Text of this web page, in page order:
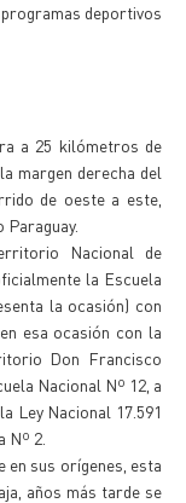
deportivos
a 25 kilómetros de
margen derecha del
de oeste a este,
Nacional de
la Escuela
la ocasión) con
esa ocasión con la
Don Francisco
Nacional Nº 12, a
Ley Nacional 17.591
Nº 2.
en sus orígenes, esta
años más tarde se